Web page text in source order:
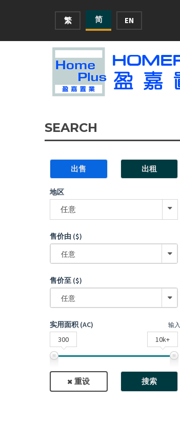
繁 简 EN
SEARCH
出售 出租
地区
任意
售价由 ($)
任意
售价至 ($)
任意
实用面积 (AC) 输入
300 10k+
重设 搜索